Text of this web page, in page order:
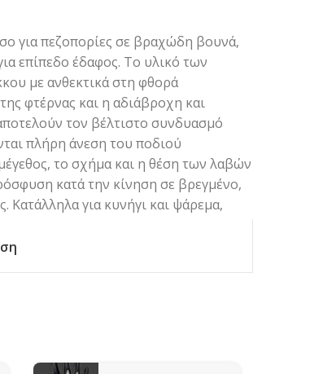
για πεζοπορίες σε βραχώδη βουνά,
επίπεδο έδαφος. Το υλικό των
με ανθεκτικά στη φθορά
φτέρνας και η αδιάβροχη και
τον βέλτιστο συνδυασμό
πλήρη άνεση του ποδιού
το σχήμα και η θέση των λαβών
κατά την κίνηση σε βρεγμένο,
για κυνήγι και ψάρεμα,